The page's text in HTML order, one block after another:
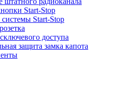
Start-Stop
Start-Stop
доступа
защита замка капота